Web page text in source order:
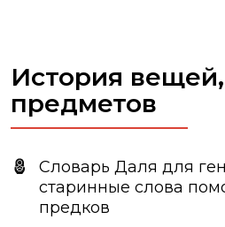
История
предметов
Словарь Даля для
старинные слова
предков